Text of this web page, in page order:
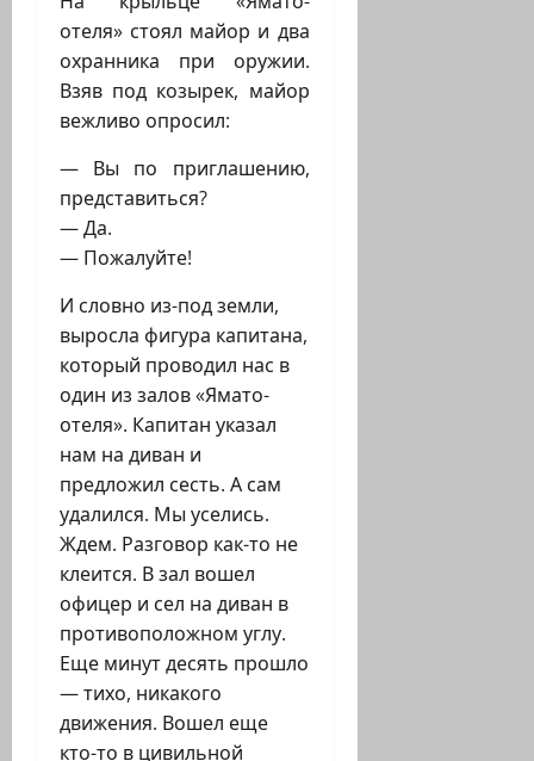
отеля» стоял майор и два
охранника при оружии.
Взяв под козырек, майор
вежливо опросил:
— Вы по приглашению,
представиться?
— Да.
— Пожалуйте!
И словно из-под земли,
выросла фигура капитана,
который проводил нас в
один из залов «Ямато-
отеля». Капитан указал
нам на диван и
предложил сесть. А сам
удалился. Мы уселись.
Ждем. Разговор как-то не
клеится. В зал вошел
офицер и сел на диван в
противоположном углу.
Еще минут десять прошло
— тихо, никакого
движения. Вошел еще
кто-то в цивильной